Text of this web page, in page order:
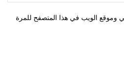
وموقع الويب في هذا المتصفح للمرة